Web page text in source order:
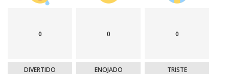
0
DIVERTIDO
0
ENOJADO
0
TRISTE